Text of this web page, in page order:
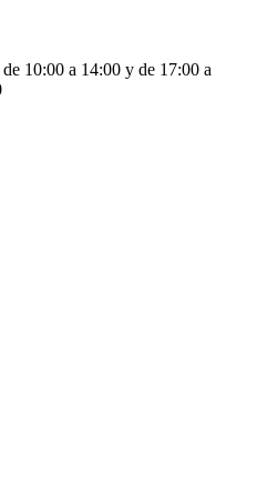
10:00 a 14:00 y de 17:00 a